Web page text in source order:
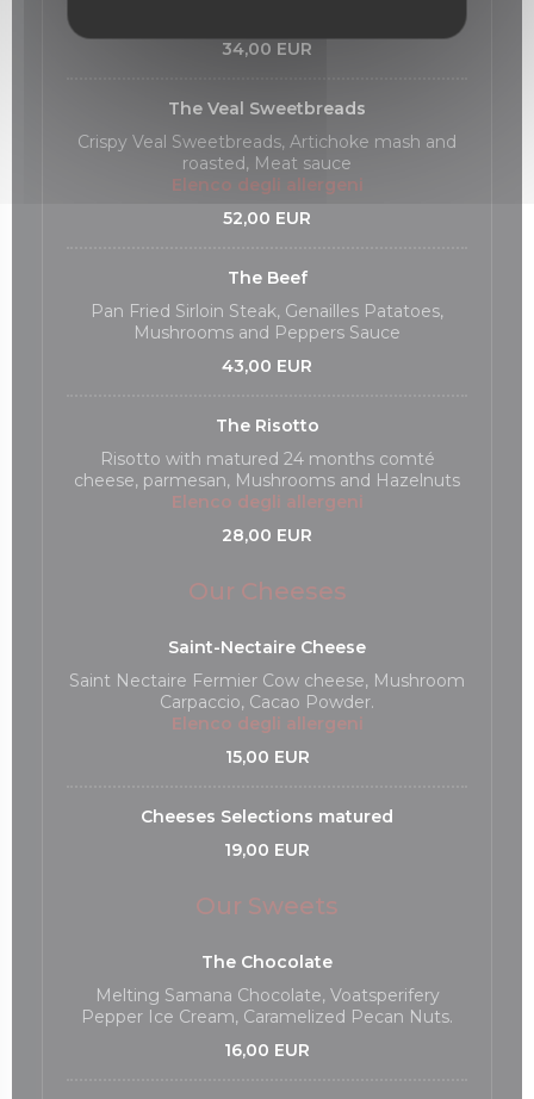
34,00 EUR
The Veal Sweetbreads
Crispy Veal Sweetbreads, Artichoke mash and
roasted, Meat sauce
Elenco degli allergeni
52,00 EUR
The Beef
Pan Fried Sirloin Steak, Genailles Patatoes,
Mushrooms and Peppers Sauce
43,00 EUR
The Risotto
Risotto with matured 24 months comté
cheese, parmesan, Mushrooms and Hazelnuts
Elenco degli allergeni
28,00 EUR
Our Cheeses
Saint-Nectaire Cheese
Saint Nectaire Fermier Cow cheese, Mushroom
Carpaccio, Cacao Powder.
Elenco degli allergeni
15,00 EUR
Cheeses Selections matured
19,00 EUR
Our Sweets
The Chocolate
Melting Samana Chocolate, Voatsperifery
Pepper Ice Cream, Caramelized Pecan Nuts.
16,00 EUR